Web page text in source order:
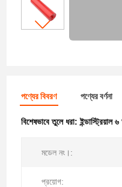
পণ্যের বিবরণ পণ্যের বর্ণনা
বিশেষভাবে তুলে ধরা:ইন্ডাস্ট্রিয়াল
মডেল নং।:
প্রয়োগ: